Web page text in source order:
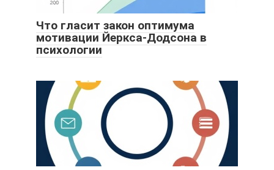
Что гласит закон оптимума
мотивации Йеркса-Додсона в
психологии